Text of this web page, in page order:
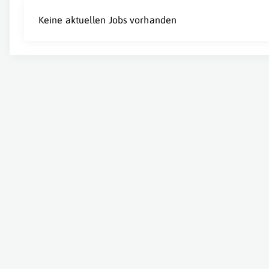
Keine aktuellen Jobs vorhanden